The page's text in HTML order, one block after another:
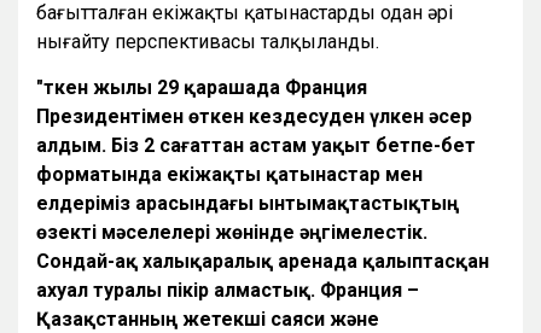
бағытталған екіжақты қатынастарды одан әрі
нығайту перспективасы талқыланды.
"Өткен жылы 29 қарашада Франция
Президентімен өткен кездесуден үлкен әсер
алдым. Біз 2 сағаттан астам уақыт бетпе-бет
форматында екіжақты қатынастар мен
елдеріміз арасындағы ынтымақтастықтың
өзекті мәселелері жөнінде әңгімелестік.
Сондай-ақ халықаралық аренада қалыптасқан
ахуал туралы пікір алмастық. Франция –
Қазақстанның жетекші саяси және